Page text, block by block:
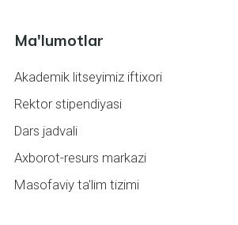
Ma'lumotlar
Akademik litseyimiz iftixori
Rektor stipendiyasi
Dars jadvali
Axborot-resurs markazi
Masofaviy ta'lim tizimi